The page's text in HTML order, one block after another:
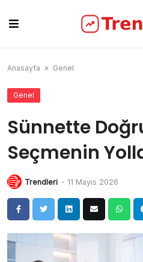
content
Anasayfa » Genel
Genel
Sünnette
Seçmenin
Trendleri - 11 Mayıs 2026